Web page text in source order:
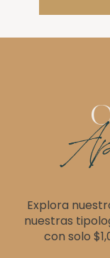
Explora
nuestras
con solo